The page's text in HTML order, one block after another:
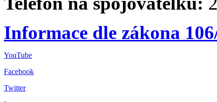
Informace dle zákona
YouTube
Facebook
Twitter